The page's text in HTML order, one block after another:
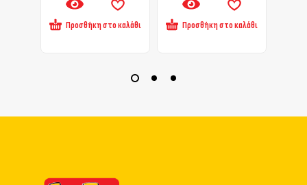
Προσθήκη στο καλάθι Προσθήκη στο καλάθι